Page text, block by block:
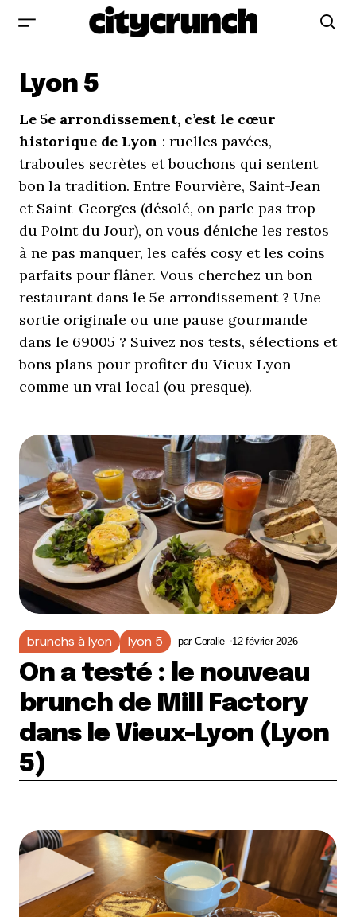
Lyon 5
Le 5e arrondissement, c’est le cœur
historique de Lyon : ruelles pavées,
traboules secrètes et bouchons qui sentent
bon la tradition. Entre Fourvière, Saint-Jean
et Saint-Georges (désolé, on parle pas trop
du Point du Jour), on vous déniche les restos
à ne pas manquer, les cafés cosy et les coins
parfaits pour flâner. Vous cherchez un bon
restaurant dans le 5e arrondissement ? Une
sortie originale ou une pause gourmande
dans le 69005 ? Suivez nos tests, sélections et
bons plans pour profiter du Vieux Lyon
comme un vrai local (ou presque).
brunchs à lyon lyon 5 par Coralie 12 février 2026
On a testé : le nouveau
brunch de Mill Factory
dans le Vieux-Lyon (Lyon
5)